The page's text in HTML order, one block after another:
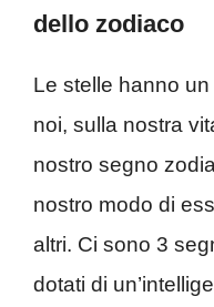
dello zodiaco
Le stelle hanno
noi, sulla nostra
nostro segno
nostro modo di
altri. Ci sono 3
dotati di